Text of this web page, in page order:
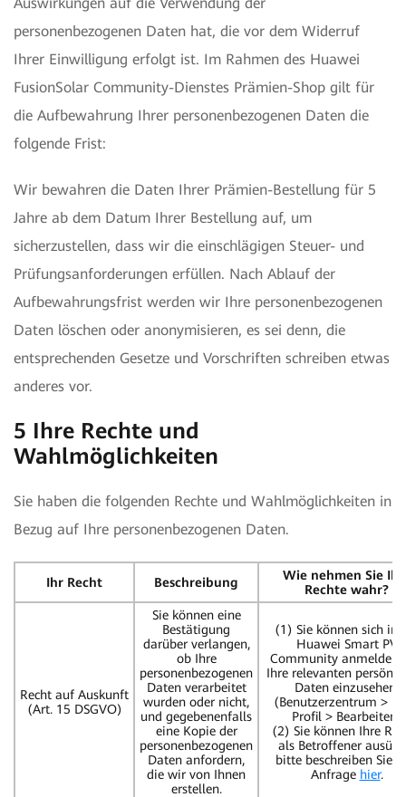
personenbezogenen Daten hat, die vor dem Widerruf
Ihrer Einwilligung erfolgt ist. Im Rahmen des Huawei
FusionSolar Community-Dienstes Prämien-Shop gilt für
die Aufbewahrung Ihrer personenbezogenen Daten die
folgende Frist:
Wir bewahren die Daten Ihrer Prämien-Bestellung für 5
Jahre ab dem Datum Ihrer Bestellung auf, um
sicherzustellen, dass wir die einschlägigen Steuer- und
Prüfungsanforderungen erfüllen. Nach Ablauf der
Aufbewahrungsfrist werden wir Ihre personenbezogenen
Daten löschen oder anonymisieren, es sei denn, die
entsprechenden Gesetze und Vorschriften schreiben etwas
anderes vor.
5 Ihre Rechte und
Wahlmöglichkeiten
Sie haben die folgenden Rechte und Wahlmöglichkeiten in
Bezug auf Ihre personenbezogenen Daten.
Ihr Recht Beschreibung
Wie nehmen Sie
Rechte wahr?
Recht auf Auskunft
(Art. 15 DSGVO)
Sie können eine
Bestätigung
darüber verlangen,
ob Ihre
personenbezogenen
Daten verarbeitet
wurden oder nicht,
und gegebenenfalls
eine Kopie der
personenbezogenen
Daten anfordern,
die wir von Ihnen
erstellen.
(1) Sie können sich in
Huawei Smart PV
Community anmelden,
Ihre relevanten
Daten einzusehen.
(Benutzerzentrum >
Profil > Bearbeiten)
(2) Sie können Ihre
als Betroffener
bitte beschreiben Sie
Anfrage hier.